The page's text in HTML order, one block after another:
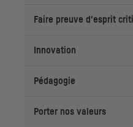
Faire preuve d'esprit
Innovation
Pédagogie
Porter nos valeurs